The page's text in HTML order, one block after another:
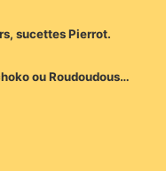
sucettes Pierrot.
ou Roudoudous…